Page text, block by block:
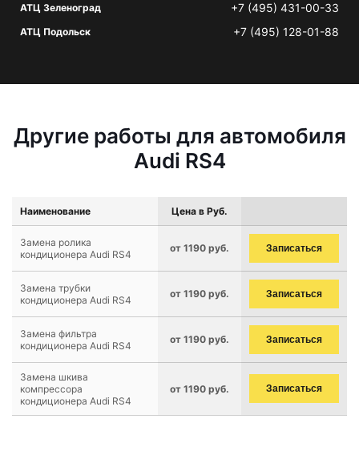
АТЦ Зеленоград +7 (495) 431-00-33
АТЦ Подольск +7 (495) 128-01-88
Другие работы для автомобиля
Audi RS4
Наименование Цена в Руб.
Замена ролика
кондиционера Audi RS4
от 1190 руб. Записаться
Замена трубки
кондиционера Audi RS4
от 1190 руб. Записаться
Замена фильтра
кондиционера Audi RS4
от 1190 руб. Записаться
Замена шкива
компрессора
кондиционера Audi RS4
от 1190 руб. Записаться